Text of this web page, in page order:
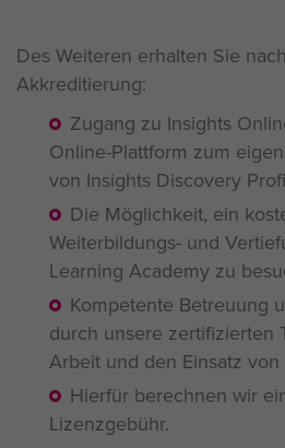
Des Weiteren erhalten Sie
Akkreditierung:
Zugang zu Insights
Online-Plattform zum
von Insights Discovery
Die Möglichkeit, ein
Weiterbildungs- und
Learning Academy zu
Kompetente Betreuung
durch unsere zertifizierten
Arbeit und den Einsatz
Hierfür berechnen wir
Lizenzgebühr.